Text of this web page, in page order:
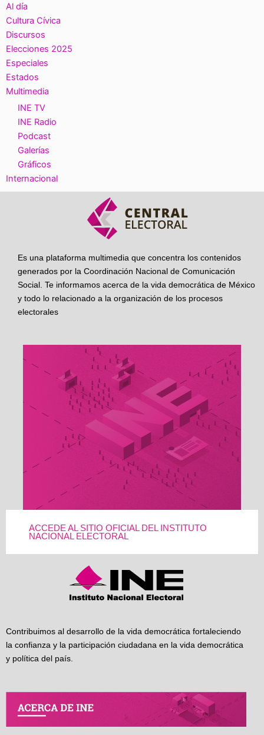
Al día
Cultura Cívica
Discursos
Elecciones 2025
Especiales
Estados
Multimedia
INE TV
INE Radio
Podcast
Galerías
Gráficos
Internacional
Es una plataforma multimedia que concentra los contenidos
generados por la Coordinación Nacional de Comunicación
Social. Te informamos acerca de la vida democrática de México
y todo lo relacionado a la organización de los procesos
electorales
ACCEDE AL SITIO OFICIAL DEL INSTITUTO
NACIONAL ELECTORAL
Contribuimos al desarrollo de la vida democrática fortaleciendo
la confianza y la participación ciudadana en la vida democrática
y política del país.